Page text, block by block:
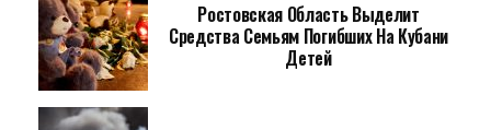
Ростовская Область Выделит
Средства Семьям Погибших На Кубани
Детей